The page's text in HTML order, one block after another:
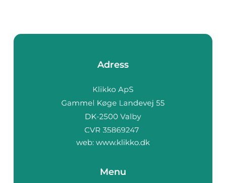
Adress
web: www.klikko.dk
Menu